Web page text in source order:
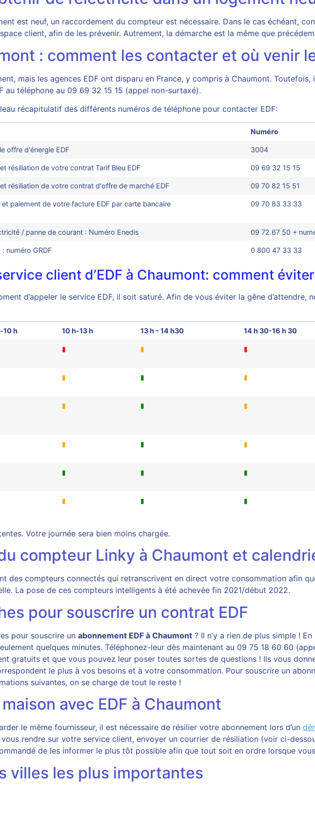
est neuf, un raccordement du compteur est nécessaire. Dans le cas échéant,
client, afin de les prévenir. Autrement, la démarche est la même que
: comment les contacter et où venir
mais les agences EDF ont disparu en France, y compris à Chaumont.
au téléphone au 09 69 32 15 15 (appel non-surtaxé).
récapitulatif des différents numéros de téléphone pour contacter EDF:
Numéro
offre d'énergie EDF 3004
résiliation de votre contrat Tarif Bleu EDF 09 69 32 15 15
résiliation de votre contrat d'offre de marché EDF 09 70 82 15 51
paiement de votre facture EDF par carte bancaire 09 70 83 33 33
/ panne de courant : Numéro Enedis 09 72 67 50 +
numéro GRDF 0 800 47 33 33
client d’EDF à Chaumont: comment éviter
d’appeler le service EDF, il soit saturé. Afin de vous éviter la gêne d’attendre,
10 h 10 h-13 h 13 h - 14 h30 14 h 30-16 h 30
▮ ▮ ▮
▮ ▮ ▮
▮ ▮ ▮
▮ ▮ ▮
▮ ▮ ▮
▮ ▮ ▮
Votre journée sera bien moins chargée.
compteur Linky à Chaumont et
des compteurs connectés qui retranscrivent en direct votre consommation afin
La pose de ces compteurs intelligents à été achevée fin 2021/début 2022.
pour souscrire un contrat EDF
pour souscrire un abonnement EDF à Chaumont ? Il n’y a rien de plus simple !
quelques minutes. Téléphonez-leur dès maintenant au 09 75 18 60 60
gratuits et que vous pouvez leur poser toutes sortes de questions ! Ils vous
le plus à vos besoins et à votre consommation. Pour souscrire un
suivantes, on se charge de tout le reste !
avec EDF à Chaumont
le même fournisseur, il est nécessaire de résilier votre abonnement lors d’un
rendre sur votre service client, envoyer un courrier de résiliation (voir ci-
de les informer le plus tôt possible afin que tout soit en ordre lorsque
villes les plus importantes